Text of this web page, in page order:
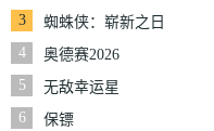
3
蜘蛛侠：崭新之日
4
奥德赛2026
5
无敌幸运星
6
保镖